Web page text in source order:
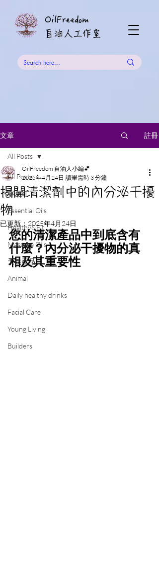
OilFreedom
​自油人工作室
文章 註冊
All Posts
寧夏紅
Essential Oils
Healthy&Fit
Massage Oils
天然產品
Animal
Daily healthy drinks
Facial Care
Young Living
Builders
All Posts
揭開清潔劑中的內分泌干擾
物
OilFreedom 自油人小編💕
2025年4月24日 讀畢需時 3 分鐘
已更新： 2025年4月24日
您的清潔產品中到底含有
什麼？內分泌干擾物的真
相及其重要性